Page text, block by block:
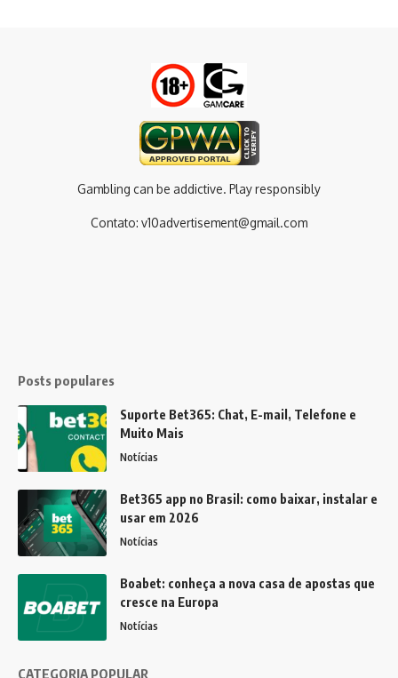
Gambling can be addictive. Play responsibly
Contato: v10advertisement@gmail.com
Posts populares
Suporte Bet365: Chat, E-mail, Telefone e
Muito Mais
Notícias
Bet365 app no Brasil: como baixar, instalar e
usar em 2026
Notícias
Boabet: conheça a nova casa de apostas que
cresce na Europa
Notícias
CATEGORIA POPULAR